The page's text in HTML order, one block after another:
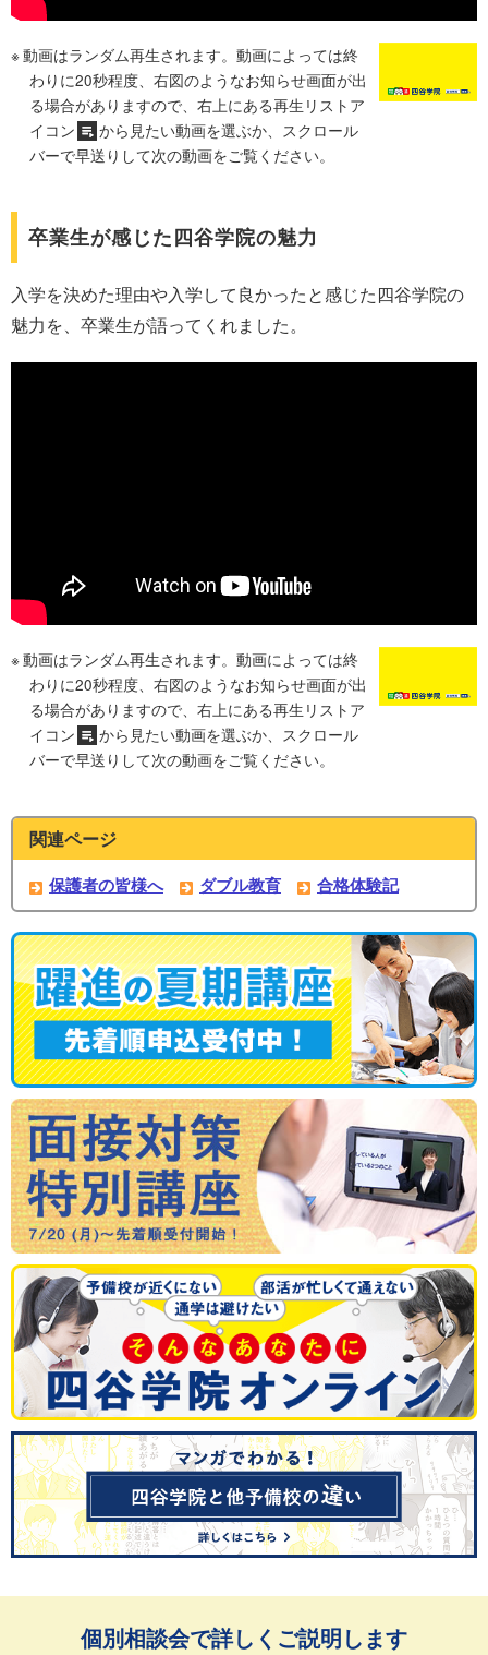
動画はランダム再生されます。動画によっては終
わりに20秒程度、右図のようなお知らせ画面が出
る場合がありますので、右上にある再生リストア
イコン
から見たい動画を選ぶか、スクロール
バーで早送りして次の動画をご覧ください。
卒業生が感じた四谷学院の魅力
入学を決めた理由や入学して良かったと感じた四谷学院の
魅力を、卒業生が語ってくれました。
動画はランダム再生されます。動画によっては終
わりに20秒程度、右図のようなお知らせ画面が出
る場合がありますので、右上にある再生リストア
イコン
から見たい動画を選ぶか、スクロール
バーで早送りして次の動画をご覧ください。
関連ページ
保護者の皆様へ ダブル教育 合格体験記
個別相談会で詳しくご説明します